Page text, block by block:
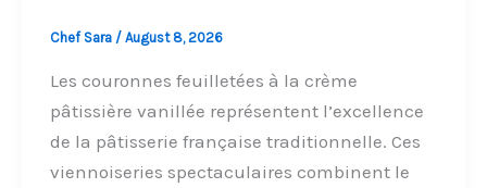
Chef Sara / August 8, 2026
Les couronnes feuilletées à la crème
pâtissière vanillée représentent l’excellence
de la pâtisserie française traditionnelle. Ces
viennoiseries spectaculaires combinent le